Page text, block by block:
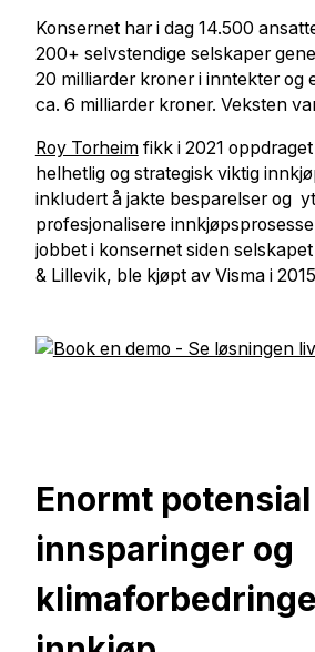
Konsernet har i dag 14.500
200+ selvstendige selskaper
20 milliarder kroner i inntekter og
ca. 6 milliarder kroner. Veksten
Roy Torheimfikk i 2021
helhetlig og strategisk viktig
inkludert å jakte besparelser og
profesjonalisere
jobbet i konsernet siden
& Lillevik, ble kjøpt av Visma i
Enormt
innsparinger og